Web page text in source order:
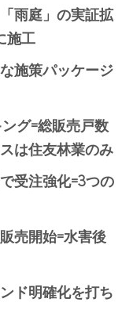
雨庭」の実証拡
施工
施策パッケージ
グ=総販売戸数
は住友林業のみ
受注強化=3つの
売開始=水害後
ド明確化を打ち